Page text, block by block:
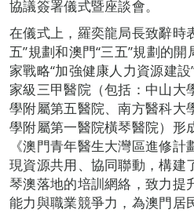
協議簽署儀式暨座談會。
在儀式上，羅奕龍局長致辭時
五”規劃和澳門“三五”規劃的
家戰略“加強健康人力資源建
家級三甲醫院（包括：中山大
學附屬第五醫院、南方醫科大
學附屬第一醫院橫琴醫院）形
《澳門青年醫生大灣區進修
現資源共用、協同聯動，構建
琴澳落地的培訓網絡，致力提
能力與職業競爭力，為澳門居